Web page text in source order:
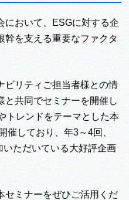
において、ESGに対する企
幹を支える重要なファクタ
ビリティご担当者様との情
と共同でセミナーを開催し
トレンドをテーマとした本
催しており、年3～4回、
ただいている大好評企画
セミナーをぜひご活用くだ